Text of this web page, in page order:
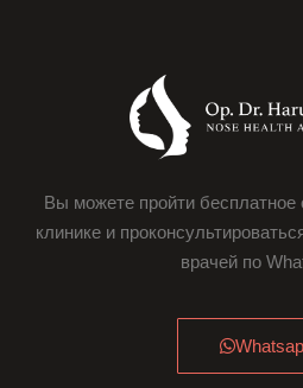
Вы можете пройти
клинике и
врачей по